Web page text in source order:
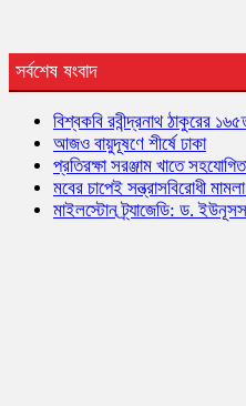
সর্বশেষ ষংবাদ
বিশ্বকবি রবীন্দ্রনাথ ঠাকুরের
আজও বায়ুদূষণে শীর্ষে ঢাকা
প্রতিরক্ষা সরঞ্জাম খাতে
মবের চাপেই সন্ত্রাসবিরোধী
মাইলস্টোন ট্র্যাজেডি: ড.